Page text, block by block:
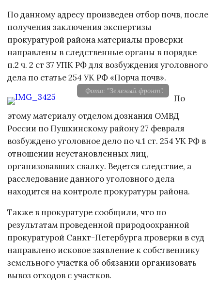
По данному адресу произведен отбор почв, после
получения заключения экспертизы
прокуратурой района материалы проверки
направлены в следственные органы в порядке
п.2 ч. 2 ст 37 УПК РФ для возбуждения уголовного
дела по статье 254 УК РФ «Порча почв».
Фото: "Зеленый фронт".
По
этому материалу отделом дознания ОМВД
России по Пушкинскому району 27 февраля
возбуждено уголовное дело по ч.1 ст. 254 УК РФ в
отношении неустановленных лиц,
организовавших свалку. Ведется следствие, а
расследование данного уголовного дела
находится на контроле прокуратуры района.
Также в прокуратуре сообщили, что по
результатам проведенной природоохранной
прокуратурой Санкт-Петербурга проверки в суд
направлено исковое заявление к собственнику
земельного участка об обязании организовать
вывоз отходов с участков.